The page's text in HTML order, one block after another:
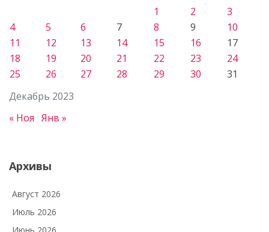
Декабрь 2023
1
2
3
4
5 6 7 8 9
10
11
12 13 14 15 16
17
18
19 20 21 22 23
24
25
26 27 28 29 30 31
« Ноя Янв »
Архивы
Август 2026
Июль 2026